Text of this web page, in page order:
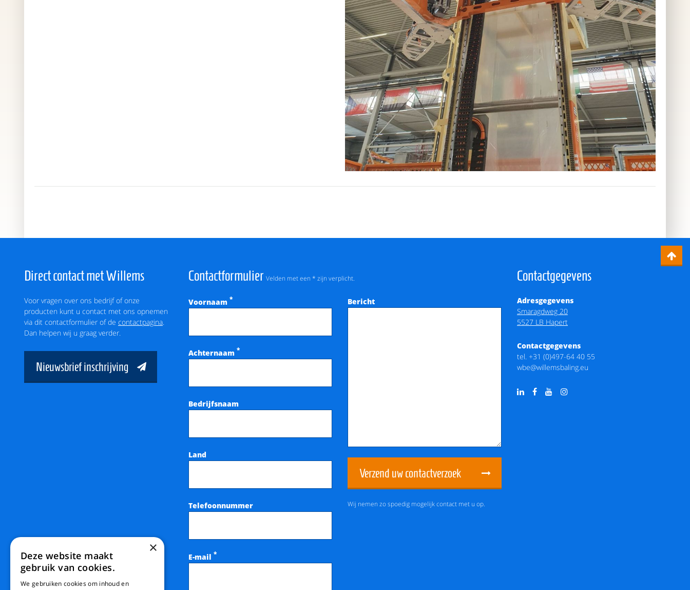
Direct contact met Willems
Voor vragen over ons bedrijf of onze
producten kunt u contact met ons opnemen
via dit contactformulier of de contactpagina.
Dan helpen wij u graag verder.
Nieuwsbrief inschrijving
Contactformulier Velden met een * zijn verplicht.
Voornaam *
Achternaam *
Bedrijfsnaam
Land
Telefoonnummer
E-mail *
Bericht
Verzend uw contactverzoek
Wij nemen zo spoedig mogelijk contact met u op.
Contactgegevens
Adresgegevens
Smaragdweg 20
5527 LB Hapert
Contactgegevens
tel. +31 (0)497-64 40 55
wbe@willemsbaling.eu
×
Deze website maakt
gebruik van cookies.
We gebruiken cookies om inhoud en